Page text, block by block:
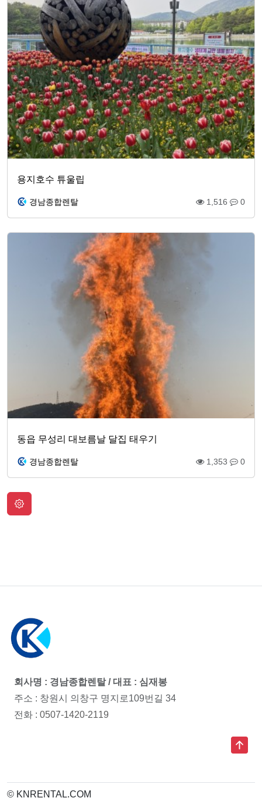
용지호수 튜울립
경남종합렌탈 1,516 0
동읍 무성리 대보름날 달집 태우기
경남종합렌탈 1,353 0
회사명 : 경남종합렌탈 / 대표 : 심재봉
주소 : 창원시 의창구 명지로109번길 34
전화 : 0507-1420-2119
© KNRENTAL.COM